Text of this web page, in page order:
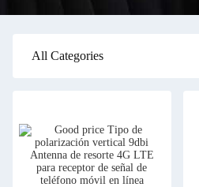
All Categories